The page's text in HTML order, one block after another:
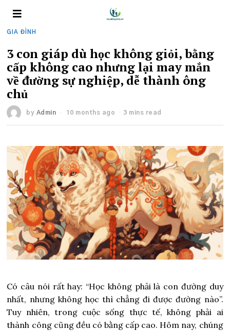
GIA ĐÌNH
3 con giáp dù học không giỏi, bằng
cấp không cao nhưng lại may mắn
về đường sự nghiệp, dễ thành ông
chủ
by Admin 10 months ago 3 mins read
Có câu nói rất hay: “Học không phải là con đường duy
nhất, nhưng không học thì chẳng đi được đường nào”.
Tuy nhiên, trong cuộc sống thực tế, không phải ai
thành công cũng đều có bằng cấp cao. Hôm nay, chúng